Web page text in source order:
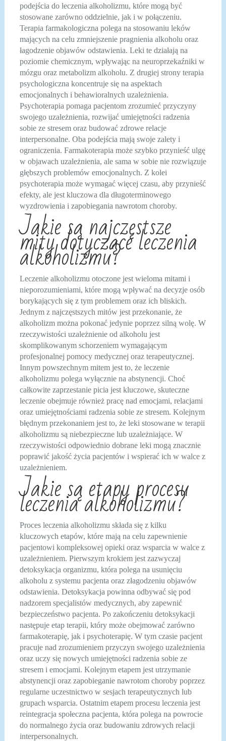
podejścia do leczenia alkoholizmu, które mogą być
stosowane zarówno oddzielnie, jak i w połączeniu.
Terapia farmakologiczna polega na stosowaniu leków
mających na celu zmniejszenie pragnienia alkoholu oraz
łagodzenie objawów odstawienia. Leki te działają na
poziomie chemicznym, wpływając na neuroprzekaźniki w
mózgu oraz metabolizm alkoholu. Z drugiej strony terapia
psychologiczna koncentruje się na aspektach
emocjonalnych i behawioralnych uzależnienia.
Psychoterapia pomaga pacjentom zrozumieć przyczyny
swojego uzależnienia, rozwijać umiejętności radzenia
sobie ze stresem oraz budować zdrowe relacje
interpersonalne. Oba podejścia mają swoje zalety i
ograniczenia. Farmakoterapia może szybko przynieść ulgę
w objawach uzależnienia, ale sama w sobie nie rozwiązuje
głębszych problemów emocjonalnych. Z kolei
psychoterapia może wymagać więcej czasu, aby przynieść
efekty, ale jest kluczowa dla długoterminowego
wyzdrowienia i zapobiegania nawrotom choroby.
Jakie są najczęstsze
mity dotyczące leczenia
alkoholizmu?
Leczenie alkoholizmu otoczone jest wieloma mitami i
nieporozumieniami, które mogą wpływać na decyzje osób
borykających się z tym problemem oraz ich bliskich.
Jednym z najczęstszych mitów jest przekonanie, że
alkoholizm można pokonać jedynie poprzez silną wolę. W
rzeczywistości uzależnienie od alkoholu jest
skomplikowanym schorzeniem wymagającym
profesjonalnej pomocy medycznej oraz terapeutycznej.
Innym powszechnym mitem jest to, że leczenie
alkoholizmu polega wyłącznie na abstynencji. Choć
całkowite zaprzestanie picia jest kluczowe, skuteczne
leczenie obejmuje również pracę nad emocjami, relacjami
oraz umiejętnościami radzenia sobie ze stresem. Kolejnym
błędnym przekonaniem jest to, że leki stosowane w terapii
alkoholizmu są niebezpieczne lub uzależniające. W
rzeczywistości odpowiednio dobrane leki mogą znacznie
poprawić jakość życia pacjentów i wspierać ich w walce z
uzależnieniem.
Jakie są etapy procesu
leczenia alkoholizmu?
Proces leczenia alkoholizmu składa się z kilku
kluczowych etapów, które mają na celu zapewnienie
pacjentowi kompleksowej opieki oraz wsparcia w walce z
uzależnieniem. Pierwszym krokiem jest zazwyczaj
detoksykacja organizmu, która polega na usunięciu
alkoholu z systemu pacjenta oraz złagodzeniu objawów
odstawienia. Detoksykacja powinna odbywać się pod
nadzorem specjalistów medycznych, aby zapewnić
bezpieczeństwo pacjenta. Po zakończeniu detoksykacji
następuje etap terapii, który może obejmować zarówno
farmakoterapię, jak i psychoterapię. W tym czasie pacjent
pracuje nad zrozumieniem przyczyn swojego uzależnienia
oraz uczy się nowych umiejętności radzenia sobie ze
stresem i emocjami. Kolejnym etapem jest utrzymanie
abstynencji oraz zapobieganie nawrotom choroby poprzez
regularne uczestnictwo w sesjach terapeutycznych lub
grupach wsparcia. Ostatnim etapem procesu leczenia jest
reintegracja społeczna pacjenta, która polega na powrocie
do normalnego życia oraz budowaniu zdrowych relacji
interpersonalnych.